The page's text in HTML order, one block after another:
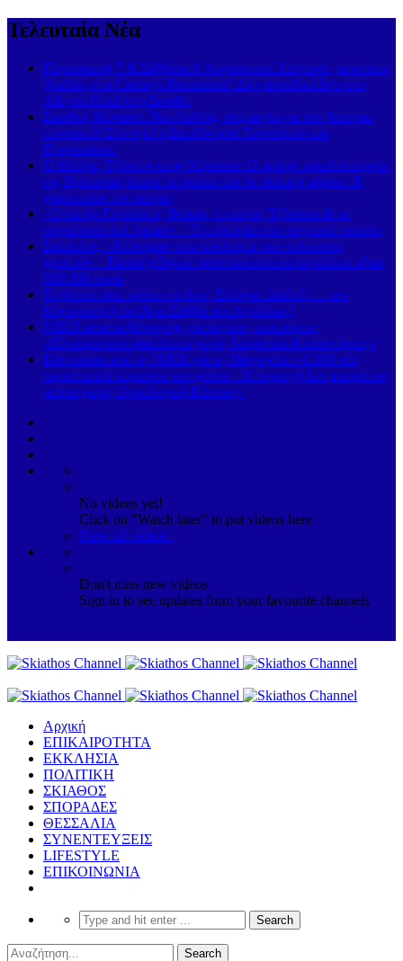
Τελευταία Νέα
Παρασκευή 7 & Σάββατο 8 Αυγούστου: Ζωντανές μουσικές
βραδιές στο Carnayo Restaurant! Δύο μοναδικά live στο
Alkyon Hotel στη Σκιάθο
Σκιάθος-Μονακό: Νέα διεθνής συμμαχία για τον βιώσιμο
τουρισμό! Στο νησί η Διευθύντρια Τουρισμού του
Πριγκιπάτου
Ο Μπόρις Τζόνσον στην Κάρυστο: Ο πρώην πρωθυπουργός
της Βρετανίας έκανε τα ψώνια του σε σούπερ μάρκετ &
χαιρετούσε τον κόσμο
«Ο πατήρ Γεράσιμος Φωκάς, ο μικρός Τζόσουα & το
συγκλονιστικό όραμα» – Η μαρτυρία που συγκινεί πιστούς
Σκόπελος: «Χτύπημα» στο κύκλωμα του «κόκκινου
χρυσού» – Κατασχέθηκαν προστατευόμενα κοράλλια αξίας
800.000 ευρώ
Το βίντεο που πρέπει να δεις, Έλληνα: Διάλεξε… τον
Μηταράκη ή τον Άγιο Σάββα του Αχιλλέως!
ΝΙΚΗ κατά κυβέρνησης για τις νέες ταυτότητες:
«Ηλεκτρονικό φακέλωμα χωρίς διαφάνεια & απαντήσεις»
Καμπανάκι από τη ΝΙΚΗ για τη Μαγνησία: «1.300 νέα
περιστατικά καρκίνου τον χρόνο – Η περιοχή δεν μπορεί να
μείνει χωρίς Ογκολογική Κλινική»
No videos yet!
Click on "Watch later" to put videos here
View all videos
Don't miss new videos
Sign in to see updates from your favourite channels
Αρχική
ΕΠΙΚΑΙΡΟΤΗΤΑ
ΕΚΚΛΗΣΙΑ
ΠΟΛΙΤΙΚΗ
ΣΚΙΑΘΟΣ
ΣΠΟΡΑΔΕΣ
ΘΕΣΣΑΛΙΑ
ΣΥΝΕΝΤΕΥΞΕΙΣ
LIFESTYLE
ΕΠΙΚΟΙΝΩΝΙΑ